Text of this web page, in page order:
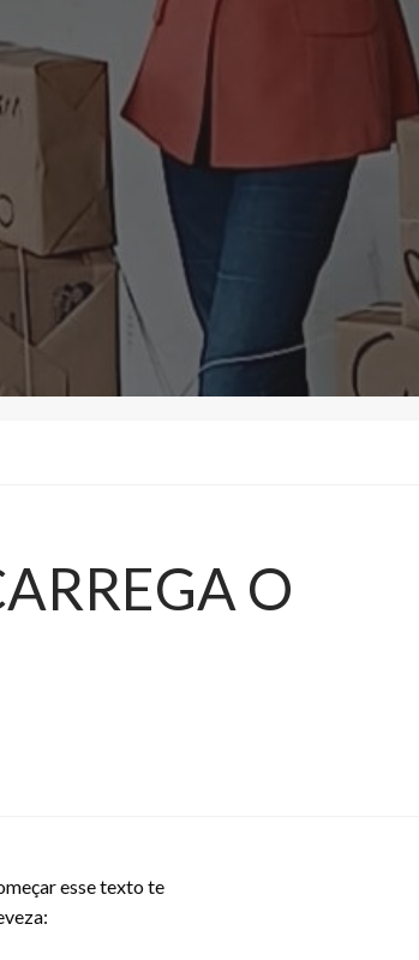
O
esse texto te